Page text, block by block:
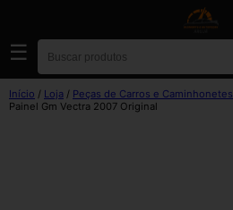
☰
Início / Loja / Peças de Carros e Caminhonetes
Painel Gm Vectra 2007 Original